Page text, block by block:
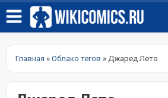
Главная » Облако тегов » Джаред Лето